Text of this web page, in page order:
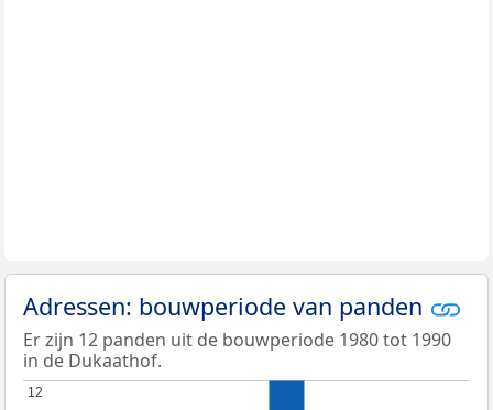
Adressen: bouwperiode van panden
Er zijn 12 panden uit de bouwperiode 1980 tot 1990
in de Dukaathof.
12
12